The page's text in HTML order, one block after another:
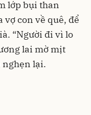
lớp bụi than
vợ con về quê, để
“Người đi vì lo
lai mờ mịt
nghẹn lại.